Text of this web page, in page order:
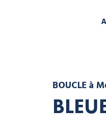
BOUCLEà